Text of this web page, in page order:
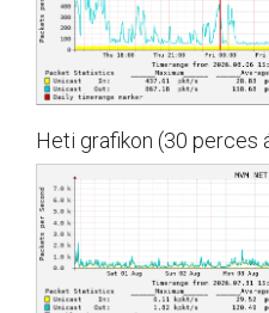
Heti grafikon (30 perces